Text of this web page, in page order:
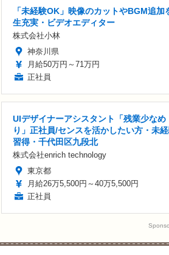
「未経験OK」映像のカットやBGM追加
生充実・ビデオエディター
株式会社小林
神奈川県
月給50万円～71万円
正社員
UIデザイナーアシスタント「残業少なめ
り」正社員/センスを活かしたい方・未
習得・千代田区九段北
株式会社enrich technology
東京都
月給26万5,500円～40万5,500円
正社員